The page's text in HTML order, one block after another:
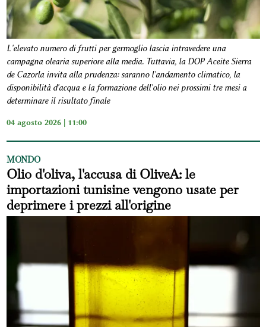
L'elevato numero di frutti per germoglio lascia intravedere una
campagna olearia superiore alla media. Tuttavia, la DOP Aceite Sierra
de Cazorla invita alla prudenza: saranno l'andamento climatico, la
disponibilità d'acqua e la formazione dell'olio nei prossimi tre mesi a
determinare il risultato finale
04 agosto 2026 | 11:00
MONDO
Olio d'oliva, l'accusa di OliveA: le
importazioni tunisine vengono usate per
deprimere i prezzi all'origine